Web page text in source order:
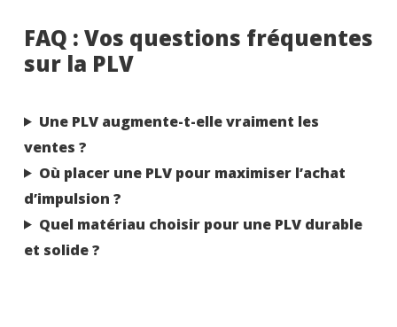
FAQ : Vos questions fréquentes
sur la PLV
Une PLV augmente-t-elle vraiment les
ventes ?
Où placer une PLV pour maximiser l’achat
d’impulsion ?
Quel matériau choisir pour une PLV durable
et solide ?